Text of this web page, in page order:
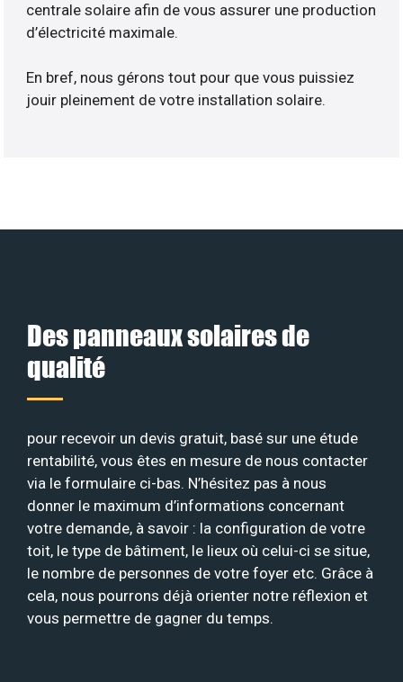
centrale solaire afin de vous assurer une production
d’électricité maximale.
En bref, nous gérons tout pour que vous puissiez
jouir pleinement de votre installation solaire.
Des panneaux solaires de
qualité
pour recevoir un devis gratuit, basé sur une étude
rentabilité, vous êtes en mesure de nous contacter
via le formulaire ci-bas. N’hésitez pas à nous
donner le maximum d’informations concernant
votre demande, à savoir : la configuration de votre
toit, le type de bâtiment, le lieux où celui-ci se situe,
le nombre de personnes de votre foyer etc. Grâce à
cela, nous pourrons déjà orienter notre réflexion et
vous permettre de gagner du temps.